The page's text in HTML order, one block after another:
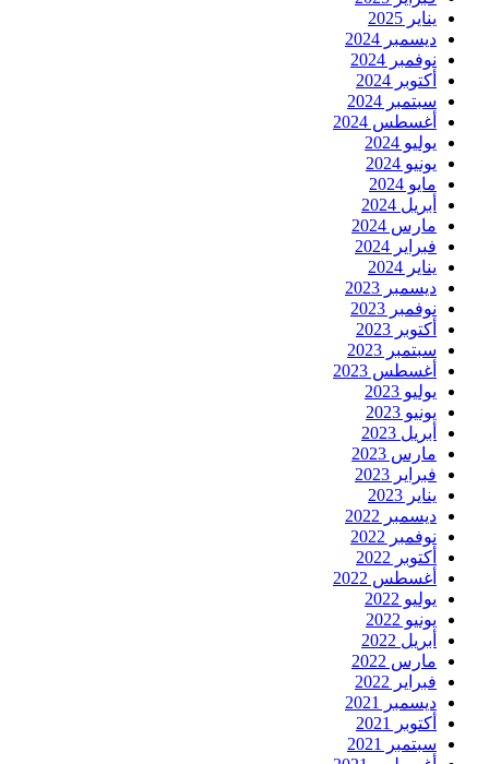
يناير 2025
ديسمبر 2024
نوفمبر 2024
أكتوبر 2024
سبتمبر 2024
أغسطس 2024
يوليو 2024
يونيو 2024
مايو 2024
أبريل 2024
مارس 2024
فبراير 2024
يناير 2024
ديسمبر 2023
نوفمبر 2023
أكتوبر 2023
سبتمبر 2023
أغسطس 2023
يوليو 2023
يونيو 2023
أبريل 2023
مارس 2023
فبراير 2023
يناير 2023
ديسمبر 2022
نوفمبر 2022
أكتوبر 2022
أغسطس 2022
يوليو 2022
يونيو 2022
أبريل 2022
مارس 2022
فبراير 2022
ديسمبر 2021
أكتوبر 2021
سبتمبر 2021